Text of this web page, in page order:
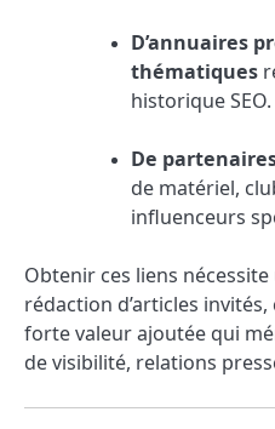
D’annuaires
thématiques
historique SEO.
De
de matériel,
influenceurs
Obtenir ces liens nécessite
rédaction d’articles
forte valeur ajoutée qui
de visibilité, relations